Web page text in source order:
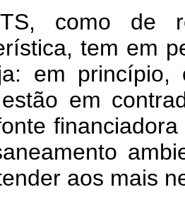
como de
tem em
em princípio,
em
aos mais